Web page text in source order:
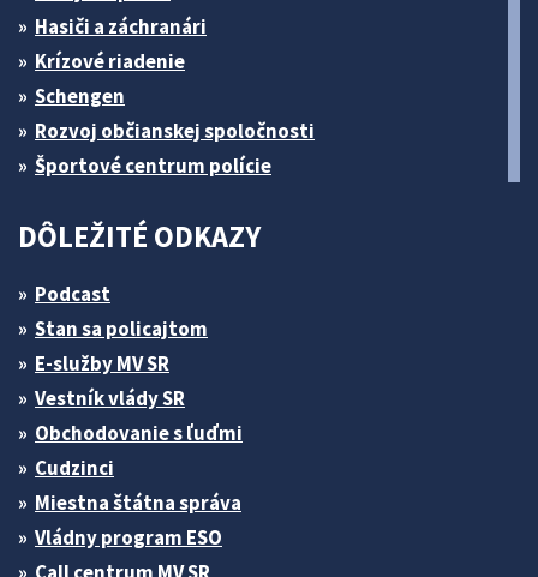
Hasiči a záchranári
Krízové riadenie
Schengen
Rozvoj občianskej spoločnosti
Športové centrum polície
DÔLEŽITÉ ODKAZY
Podcast
Stan sa policajtom
E-služby MV SR
Vestník vlády SR
Obchodovanie s ľuďmi
Cudzinci
Miestna štátna správa
Vládny program ESO